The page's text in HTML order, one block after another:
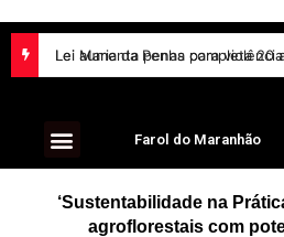
Projeto torna vacina contra HPV obrigatória e prioriza testes moleculares para câncer de colo do útero
Farol do Maranhão
‘Sustentabilidade na
agroflorestais com